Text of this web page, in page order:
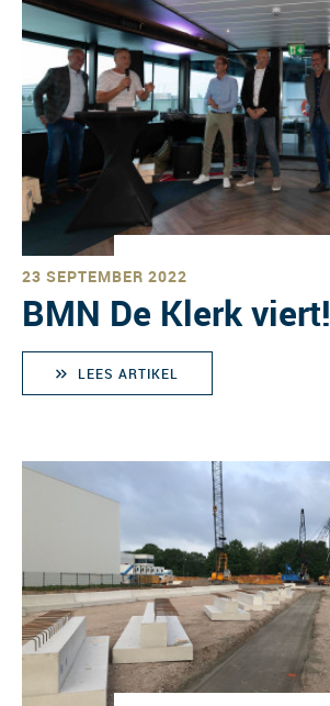
23 SEPTEMBER 2022
BMN De Klerk viert!
LEES ARTIKEL